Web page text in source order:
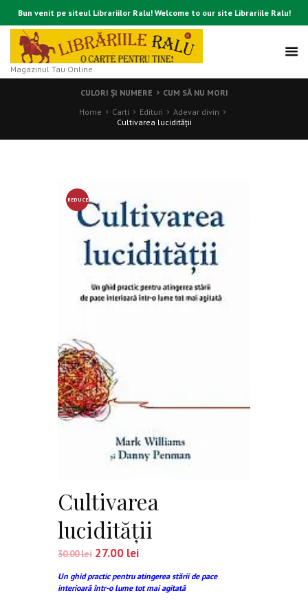
Bun venit pe siteul Librariilor Ralu! Welcome to our site Librariile Ralu!
Magazinul Tau Online
CULORI ŞI NUMERE
CUM SĂ NU MORI
Home
Carti Edituri
Adevar divin
Cultivarea lucidităţii
REDUCE
RE!
Cultivarea
lucidităţii
30.00lei 27.00 lei
Un ghid practic pentru atingerea stării de pace
interioară într-o lume tot mai agitată